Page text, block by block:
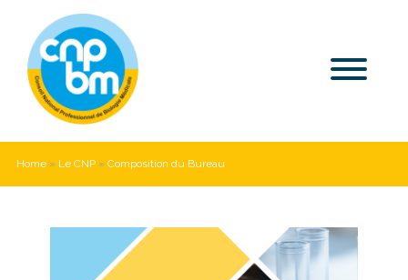
Home » Le CNP » Composition du Bureau